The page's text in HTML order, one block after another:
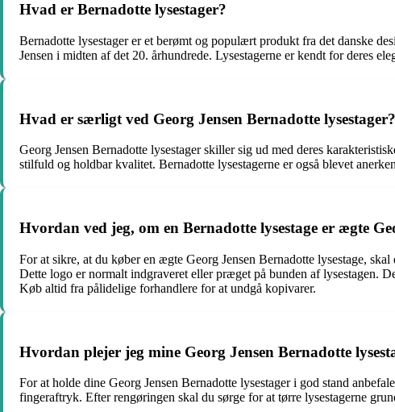
Hvad er Bernadotte lysestager?
Bernadotte lysestager er et berømt og populært produkt fra det danske
Jensen i midten af det 20. århundrede. Lysestagerne er kendt for deres
Hvad er særligt ved Georg Jensen Bernadotte lysestager?
Georg Jensen Bernadotte lysestager skiller sig ud med deres
stilfuld og holdbar kvalitet. Bernadotte lysestagerne er også blevet
Hvordan ved jeg, om en Bernadotte lysestage er ægte
For at sikre, at du køber en ægte Georg Jensen Bernadotte lysestage,
Dette logo er normalt indgraveret eller præget på bunden af
Køb altid fra pålidelige forhandlere for at undgå kopivarer.
Hvordan plejer jeg mine Georg Jensen Bernadotte
For at holde dine Georg Jensen Bernadotte lysestager i god stand
fingeraftryk. Efter rengøringen skal du sørge for at tørre lysestagerne